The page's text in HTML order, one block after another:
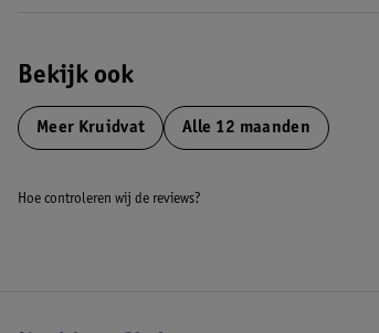
Bekijk ook
Meer Kruidvat Alle 12 maanden
Hoe controleren wij de reviews?